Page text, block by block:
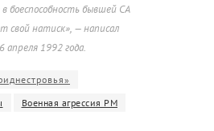
боеспособность бывшей СА
свой натиск», — написал
апреля 1992 года.
Военная агрессия РМ